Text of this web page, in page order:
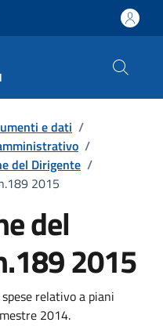
e dati /
/
del Dirigente /
2015
del
2015
relativo a piani
2014.